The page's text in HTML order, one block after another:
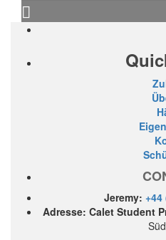
Jeremy: +44
Adresse: Calet Student